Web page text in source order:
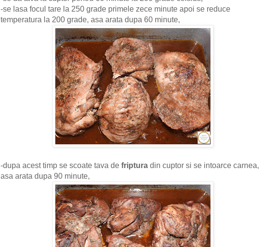
-se lasa focul tare la 250 grade primele zece minute apoi se reduce
temperatura la 200 grade, asa arata dupa 60 minute,
-dupa acest timp se scoate tava de friptura din cuptor si se intoarce carnea,
asa arata dupa 90 minute,